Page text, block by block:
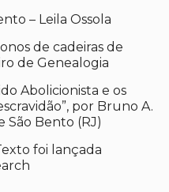
– Leila Ossola
de cadeiras de
de Genealogia
Abolicionista e os
por Bruno A.
São Bento (RJ)
foi lançada